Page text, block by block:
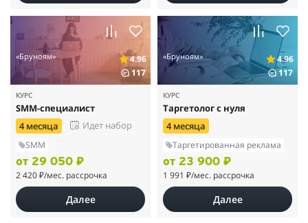
«Бруноям»
4.96
117
КУРС
SMM-специалист
4 месяца
Идет набор
SMM
от 29 050 ₽
2 420 ₽/мес. рассрочка
Далее
«Бруноям»
4.96
117
КУРС
Таргетолог с нуля
4 месяца
Таргетированная реклама
от 23 900 ₽
1 991 ₽/мес. рассрочка
Далее